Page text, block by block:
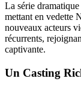
La série dramatique
mettant en vedette
nouveaux acteurs
récurrents,
captivante.
Un Casting